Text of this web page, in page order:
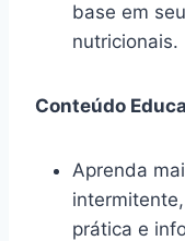
base em
nutricionais.
Conteúdo
Aprenda
prática e